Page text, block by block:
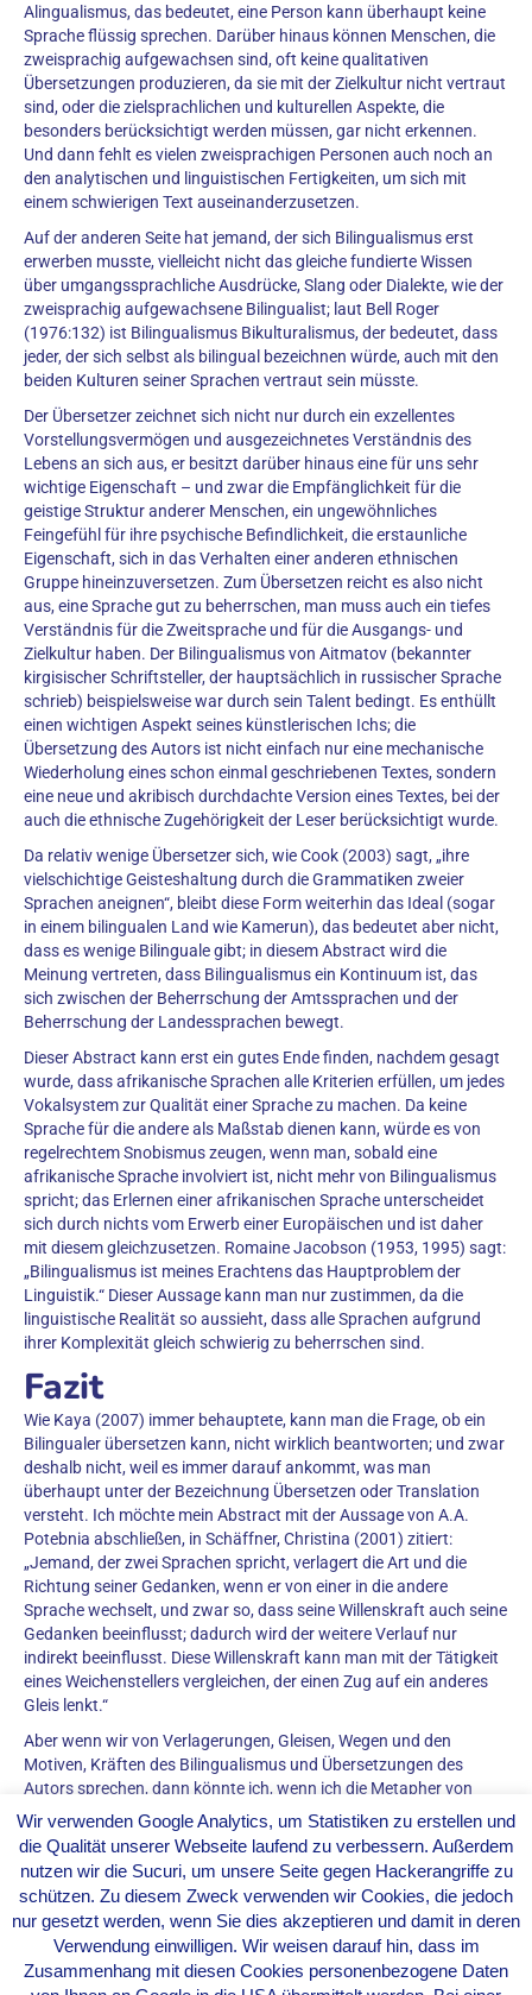
Alingualismus, das bedeutet, eine Person kann überhaupt keine
Sprache flüssig sprechen. Darüber hinaus können Menschen, die
zweisprachig aufgewachsen sind, oft keine qualitativen
Übersetzungen produzieren, da sie mit der Zielkultur nicht vertraut
sind, oder die zielsprachlichen und kulturellen Aspekte, die
besonders berücksichtigt werden müssen, gar nicht erkennen.
Und dann fehlt es vielen zweisprachigen Personen auch noch an
den analytischen und linguistischen Fertigkeiten, um sich mit
einem schwierigen Text auseinanderzusetzen.
Auf der anderen Seite hat jemand, der sich Bilingualismus erst
erwerben musste, vielleicht nicht das gleiche fundierte Wissen
über umgangssprachliche Ausdrücke, Slang oder Dialekte, wie der
zweisprachig aufgewachsene Bilingualist; laut Bell Roger
(1976:132) ist Bilingualismus Bikulturalismus, der bedeutet, dass
jeder, der sich selbst als bilingual bezeichnen würde, auch mit den
beiden Kulturen seiner Sprachen vertraut sein müsste.
Der Übersetzer zeichnet sich nicht nur durch ein exzellentes
Vorstellungsvermögen und ausgezeichnetes Verständnis des
Lebens an sich aus, er besitzt darüber hinaus eine für uns sehr
wichtige Eigenschaft – und zwar die Empfänglichkeit für die
geistige Struktur anderer Menschen, ein ungewöhnliches
Feingefühl für ihre psychische Befindlichkeit, die erstaunliche
Eigenschaft, sich in das Verhalten einer anderen ethnischen
Gruppe hineinzuversetzen. Zum Übersetzen reicht es also nicht
aus, eine Sprache gut zu beherrschen, man muss auch ein tiefes
Verständnis für die Zweitsprache und für die Ausgangs- und
Zielkultur haben. Der Bilingualismus von Aitmatov (bekannter
kirgisischer Schriftsteller, der hauptsächlich in russischer Sprache
schrieb) beispielsweise war durch sein Talent bedingt. Es enthüllt
einen wichtigen Aspekt seines künstlerischen Ichs; die
Übersetzung des Autors ist nicht einfach nur eine mechanische
Wiederholung eines schon einmal geschriebenen Textes, sondern
eine neue und akribisch durchdachte Version eines Textes, bei der
auch die ethnische Zugehörigkeit der Leser berücksichtigt wurde.
Da relativ wenige Übersetzer sich, wie Cook (2003) sagt, „ihre
vielschichtige Geisteshaltung durch die Grammatiken zweier
Sprachen aneignen“, bleibt diese Form weiterhin das Ideal (sogar
in einem bilingualen Land wie Kamerun), das bedeutet aber nicht,
dass es wenige Bilinguale gibt; in diesem Abstract wird die
Meinung vertreten, dass Bilingualismus ein Kontinuum ist, das
sich zwischen der Beherrschung der Amtssprachen und der
Beherrschung der Landessprachen bewegt.
Dieser Abstract kann erst ein gutes Ende finden, nachdem gesagt
wurde, dass afrikanische Sprachen alle Kriterien erfüllen, um jedes
Vokalsystem zur Qualität einer Sprache zu machen. Da keine
Sprache für die andere als Maßstab dienen kann, würde es von
regelrechtem Snobismus zeugen, wenn man, sobald eine
afrikanische Sprache involviert ist, nicht mehr von Bilingualismus
spricht; das Erlernen einer afrikanischen Sprache unterscheidet
sich durch nichts vom Erwerb einer Europäischen und ist daher
mit diesem gleichzusetzen. Romaine Jacobson (1953, 1995) sagt:
„Bilingualismus ist meines Erachtens das Hauptproblem der
Linguistik.“ Dieser Aussage kann man nur zustimmen, da die
linguistische Realität so aussieht, dass alle Sprachen aufgrund
ihrer Komplexität gleich schwierig zu beherrschen sind.
Fazit
Wie Kaya (2007) immer behauptete, kann man die Frage, ob ein
Bilingualer übersetzen kann, nicht wirklich beantworten; und zwar
deshalb nicht, weil es immer darauf ankommt, was man
überhaupt unter der Bezeichnung Übersetzen oder Translation
versteht. Ich möchte mein Abstract mit der Aussage von A.A.
Potebnia abschließen, in Schäffner, Christina (2001) zitiert:
„Jemand, der zwei Sprachen spricht, verlagert die Art und die
Richtung seiner Gedanken, wenn er von einer in die andere
Sprache wechselt, und zwar so, dass seine Willenskraft auch seine
Gedanken beeinflusst; dadurch wird der weitere Verlauf nur
indirekt beeinflusst. Diese Willenskraft kann man mit der Tätigkeit
eines Weichenstellers vergleichen, der einen Zug auf ein anderes
Gleis lenkt.“
Aber wenn wir von Verlagerungen, Gleisen, Wegen und den
Motiven, Kräften des Bilingualismus und Übersetzungen des
Autors sprechen, dann könnte ich, wenn ich die Metapher von
Potebnia fortsetze, sagen, dass literarische Übersetzung im
Allgemeinen und die Übersetzung des Autors im Besonderen nicht
möglich sind, wenn ein Weg primär, der andere aber nur sekundär
gewählt wurde.
Man kann nicht leugnen, dass Bilingualismus nötig ist, aber für
eine gute und professionelle Übersetzung reicht er eben nicht aus.
Weitere wichtige Faktoren, um ein guter Übersetzer zu werden
sind, natürliche Fähigkeiten, Ausbildung und kultureller
Wir verwenden Google Analytics, um Statistiken zu erstellen und
die Qualität unserer Webseite laufend zu verbessern. Außerdem
nutzen wir die Sucuri, um unsere Seite gegen Hackerangriffe zu
schützen. Zu diesem Zweck verwenden wir Cookies, die jedoch
nur gesetzt werden, wenn Sie dies akzeptieren und damit in deren
Verwendung einwilligen. Wir weisen darauf hin, dass im
Zusammenhang mit diesen Cookies personenbezogene Daten